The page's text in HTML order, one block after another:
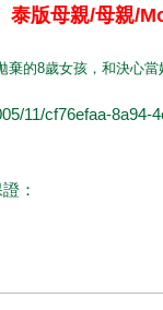
泰版母親/母親/
8歲女孩，和決心當
：